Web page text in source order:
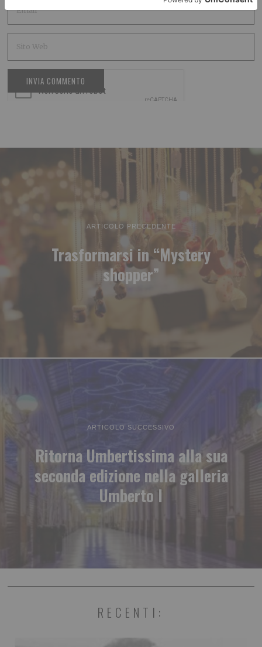
ARTICOLO PRECEDENTE
Trasformarsi in “Mystery
shopper”
ARTICOLO SUCCESSIVO
Ritorna Umbertissima alla sua
seconda edizione nella galleria
Umberto I
RECENTI: